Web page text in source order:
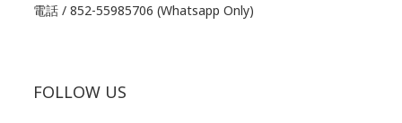
電話 / 852-55985706 (Whatsapp Only)
FOLLOW US